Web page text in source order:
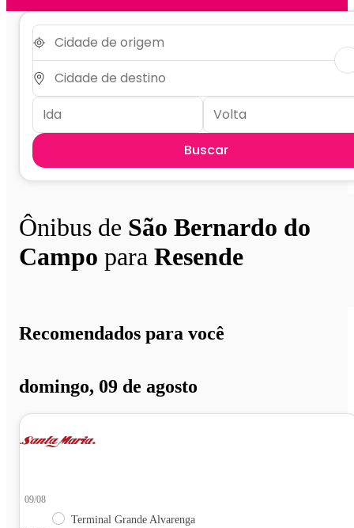
Buscar
Ônibus de São Bernardo do
Campo para Resende
Recomendados para você
domingo, 09 de agosto
09/08
Terminal Grande Alvarenga